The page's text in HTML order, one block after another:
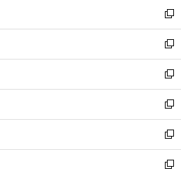
く
で
開
く
い
ウ
ィ
ン
ド
ウ
で
開
く
新
し
い
ウ
ィ
ン
ド
ウ
で
開
く
新
し
い
ウ
ィ
ン
ド
ウ
で
新
し
い
ウ
ィ
ン
ド
新
し
い
ウ
ィ
新
し
い
新